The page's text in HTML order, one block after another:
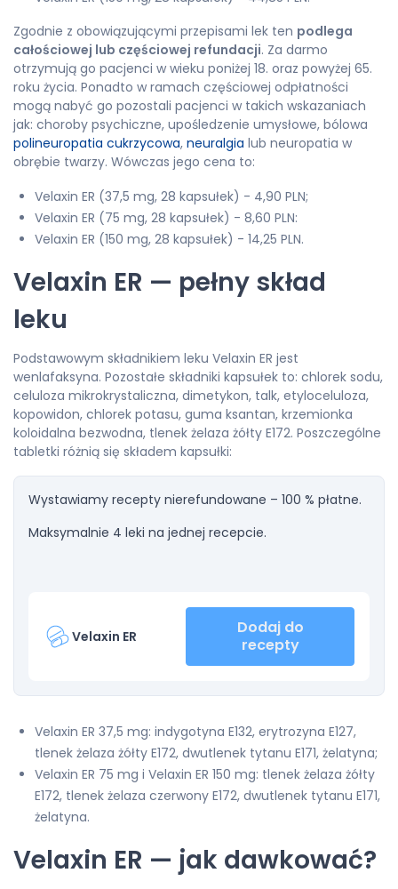
Zgodnie z obowiązującymi przepisami lek ten podlega
całościowej lub częściowej refundacji. Za darmo
otrzymują go pacjenci w wieku poniżej 18. oraz powyżej 65.
roku życia. Ponadto w ramach częściowej odpłatności
mogą nabyć go pozostali pacjenci w takich wskazaniach
jak: choroby psychiczne, upośledzenie umysłowe, bólowa
polineuropatia cukrzycowa, neuralgia lub neuropatia w
obrębie twarzy. Wówczas jego cena to:
Velaxin ER (37,5 mg, 28 kapsułek) - 4,90 PLN;
Velaxin ER (75 mg, 28 kapsułek) - 8,60 PLN:
Velaxin ER (150 mg, 28 kapsułek) - 14,25 PLN.
Velaxin ER — pełny skład
leku
Podstawowym składnikiem leku Velaxin ER jest
wenlafaksyna. Pozostałe składniki kapsułek to: chlorek sodu,
celuloza mikrokrystaliczna, dimetykon, talk, etyloceluloza,
kopowidon, chlorek potasu, guma ksantan, krzemionka
koloidalna bezwodna, tlenek żelaza żółty E172. Poszczególne
tabletki różnią się składem kapsułki:
Wystawiamy recepty nierefundowane – 100 % płatne.
Maksymalnie 4 leki na jednej recepcie.
Velaxin ER
Dodaj do
recepty
Velaxin ER 37,5 mg: indygotyna E132, erytrozyna E127,
tlenek żelaza żółty E172, dwutlenek tytanu E171, żelatyna;
Velaxin ER 75 mg i Velaxin ER 150 mg: tlenek żelaza żółty
E172, tlenek żelaza czerwony E172, dwutlenek tytanu E171,
żelatyna.
Velaxin ER — jak dawkować?